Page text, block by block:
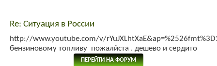
Re: Ситуация в России
http://www.youtube.com/v/
бензиновому топливу пожалйста . дешево и сердито
ПЕРЕЙТИ НА ФОРУМ